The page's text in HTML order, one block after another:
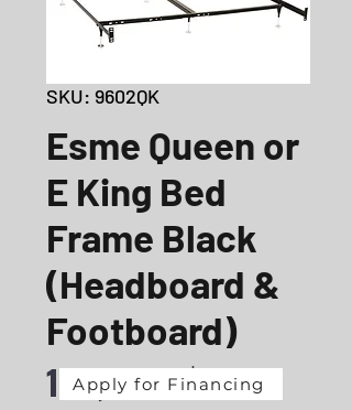
SKU: 9602QK
Esme Queen or
E King Bed
Frame Black
(Headboard &
Footboard)
100,02 US$Precio
Apply for Financing